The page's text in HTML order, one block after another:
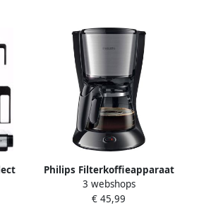
|
Philips Filterkoffieapparaat
HD7461 20 Daily Collection
1 2 l Aroma-Twister
3 webshops
€ 45,99